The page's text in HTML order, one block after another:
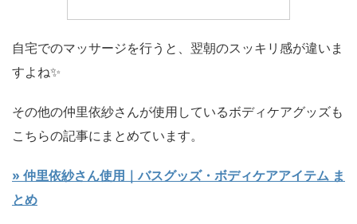
自宅でのマッサージを行うと、翌朝のスッキリ感が違いま
すよね✨
その他の仲里依紗さんが使用しているボディケアグッズも
こちらの記事にまとめています。
» 仲里依紗さん使用｜バスグッズ・ボディケアアイテム ま
とめ